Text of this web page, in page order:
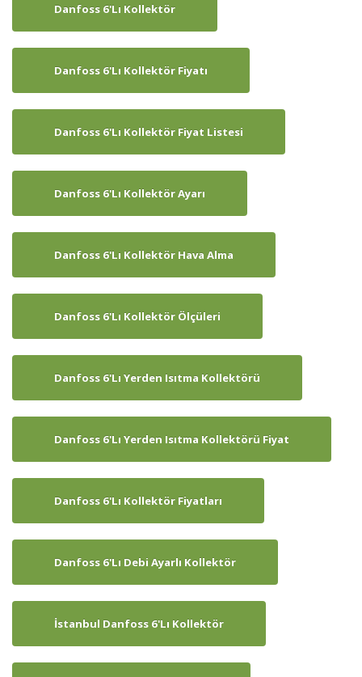
Danfoss 6'lı Kollektör
Danfoss 6'lı Kollektör Fiyatı
Danfoss 6'lı Kollektör Fiyat Listesi
Danfoss 6'lı Kollektör Ayarı
Danfoss 6'lı Kollektör Hava Alma
Danfoss 6'lı Kollektör Ölçüleri
Danfoss 6'lı Yerden Isıtma Kollektörü
Danfoss 6'lı Yerden Isıtma Kollektörü Fiyat
Danfoss 6'lı Kollektör Fiyatları
Danfoss 6'lı Debi Ayarlı Kollektör
İstanbul Danfoss 6'lı Kollektör